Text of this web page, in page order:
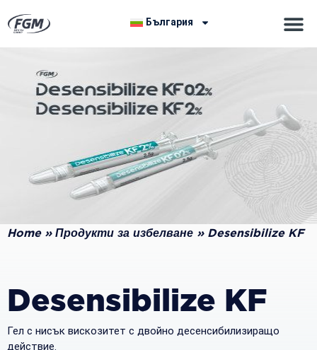
България
Home» Продукти за избелване » Desensibilize KF
Desensibilize KF
Гел с нисък вискозитет с двойно десенсибилизиращо
действие.